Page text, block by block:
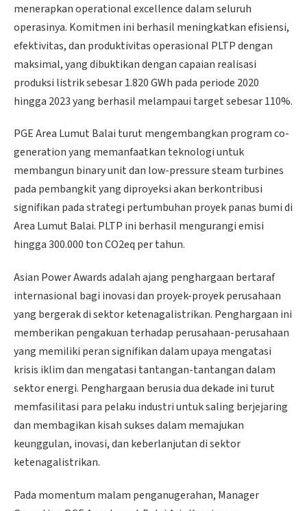
menerapkan operational excellence dalam seluruh
operasinya. Komitmen ini berhasil meningkatkan efisiensi,
efektivitas, dan produktivitas operasional PLTP dengan
maksimal, yang dibuktikan dengan capaian realisasi
produksi listrik sebesar 1.820 GWh pada periode 2020
hingga 2023 yang berhasil melampaui target sebesar 110%.
PGE Area Lumut Balai turut mengembangkan program co-
generation yang memanfaatkan teknologi untuk
membangun binary unit dan low-pressure steam turbines
pada pembangkit yang diproyeksi akan berkontribusi
signifikan pada strategi pertumbuhan proyek panas bumi di
Area Lumut Balai. PLTP ini berhasil mengurangi emisi
hingga 300.000 ton CO2eq per tahun.
Asian Power Awards adalah ajang penghargaan bertaraf
internasional bagi inovasi dan proyek-proyek perusahaan
yang bergerak di sektor ketenagalistrikan. Penghargaan ini
memberikan pengakuan terhadap perusahaan-perusahaan
yang memiliki peran signifikan dalam upaya mengatasi
krisis iklim dan mengatasi tantangan-tantangan dalam
sektor energi. Penghargaan berusia dua dekade ini turut
memfasilitasi para pelaku industri untuk saling berjejaring
dan membagikan kisah sukses dalam memajukan
keunggulan, inovasi, dan keberlanjutan di sektor
ketenagalistrikan.
Pada momentum malam penganugerahan, Manager